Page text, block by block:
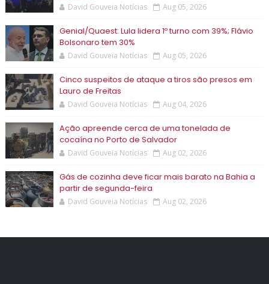
David Gouveia Notícias Aug 05, 2026
Genial/Quaest: Lula lidera 1º turno com 39%; Flávio
Bolsonaro tem 30%
David Gouveia Notícias Aug 05, 2026
Cinco suspeitos de ataque a tiros são presos em
Lauro de Freitas
David Gouveia Notícias Aug 04, 2026
Ação apreende cerca de uma tonelada de
cocaína no Porto de Salvador
David Gouveia Notícias Aug 02, 2026
Gás de cozinha deve ficar mais barato na Bahia a
partir de segunda-feira
David Gouveia Notícias Aug 02, 2026